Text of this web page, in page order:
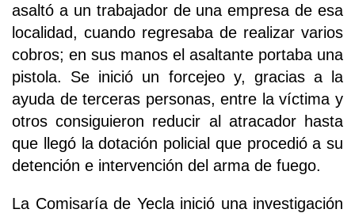
asaltó a un trabajador de una empresa de esa
localidad, cuando regresaba de realizar varios
cobros; en sus manos el asaltante portaba una
pistola. Se inició un forcejeo y, gracias a la
ayuda de terceras personas, entre la víctima y
otros consiguieron reducir al atracador hasta
que llegó la dotación policial que procedió a su
detención e intervención del arma de fuego.
La Comisaría de Yecla inició una investigación